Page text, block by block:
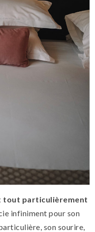
tout particulièrement
infiniment pour son
son sourire,